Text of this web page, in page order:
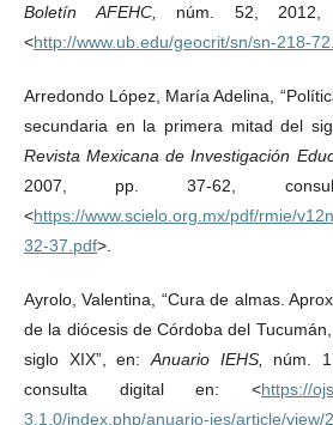
Boletín AFEHC, núm. 52, 2012,
<http://www.ub.edu/geocrit/sn/sn-218-
Arredondo López, María Adelina,
secundaria en la primera mitad del
Revista Mexicana de Investigación
2007, pp. 37-62,
<https://www.scielo.org.mx/pdf/rmie/
32-37.pdf>.
Ayrolo, Valentina, “Cura de almas.
de la diócesis de Córdoba del
siglo XIX”, en: Anuario IEHS, núm.
consulta digital en: <https://
3.1.0/index.php/anuario-ies/article/view/